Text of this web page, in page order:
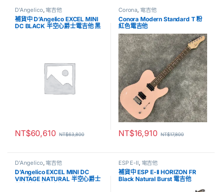
D'Angelico, 電吉他
補貨中 D’Angelico EXCEL MINI
DC BLACK 半空心爵士電吉他 黑
NT$60,610 NT$63,800
Corona, 電吉他
Conora Modern Standard T 粉
紅色電吉他
NT$16,910 NT$17,800
D'Angelico, 電吉他
D’Angelico EXCEL MINI DC
VINTAGE NATURAL 半空心爵士
ESP E-II, 電吉他
補貨中 ESP E-II HORIZON FR
Black Natural Burst 電吉他